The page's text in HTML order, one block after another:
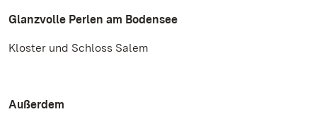
Glanzvolle Perlen am Bodensee
Kloster und Schloss Salem
Außerdem